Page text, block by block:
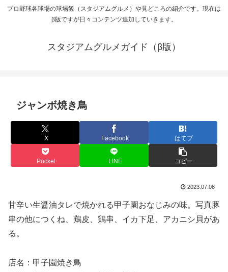
プロ野球各球場の球場飯（スタジアムグルメ）や見どころの紹介です。現在は
β版ですが日々コンテンツ追加していきます。
スタジアムグルメガイド（β版）
ジャンボ焼き鳥
X Facebook はてブ
Pocket LINE コピー
2023.07.08
甘辛い生醤油タレで焼かれる甲子園おなじみの味。写真豚
串の他につくね、鶏皮、鶏串、イカ下足、アカニシ貝があ
る。
店名：甲子園焼き鳥